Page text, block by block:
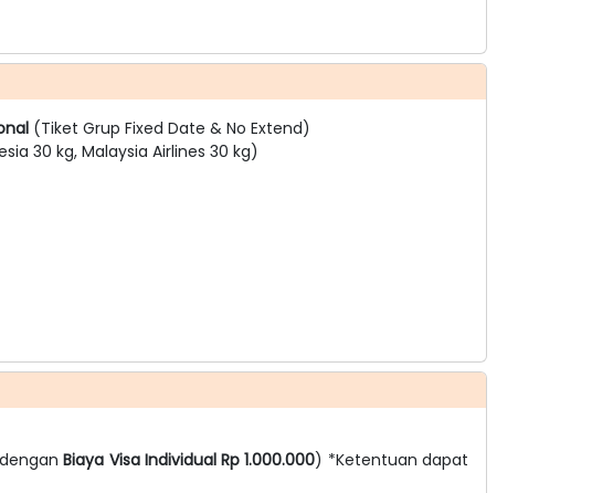
(Tiket Grup Fixed Date & No Extend)
30 kg, Malaysia Airlines 30 kg)
Biaya Visa Individual Rp 1.000.000) *Ketentuan dapat